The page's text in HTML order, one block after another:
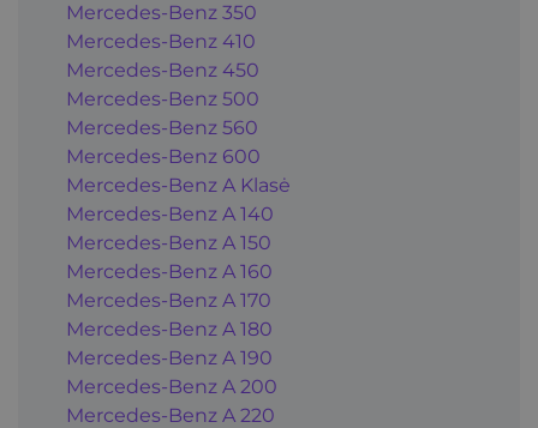
Mercedes-Benz 350
Mercedes-Benz 410
Mercedes-Benz 450
Mercedes-Benz 500
Mercedes-Benz 560
Mercedes-Benz 600
Mercedes-Benz A Klasė
Mercedes-Benz A 140
Mercedes-Benz A 150
Mercedes-Benz A 160
Mercedes-Benz A 170
Mercedes-Benz A 180
Mercedes-Benz A 190
Mercedes-Benz A 200
Mercedes-Benz A 220